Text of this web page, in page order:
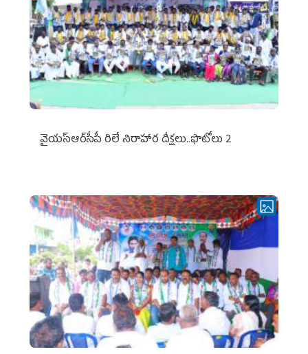
వైయ‌స్ఆర్‌సీపీ రిలే నిరాహార దీక్షలు..ఫొటోలు 2